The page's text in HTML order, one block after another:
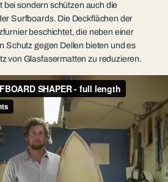
bei sondern schützen auch die
Surfboards. Die Deckflächen der
beschichtet, die neben einer
Schutz gegen Dellen bieten und es
von Glasfasermatten zu reduzieren.